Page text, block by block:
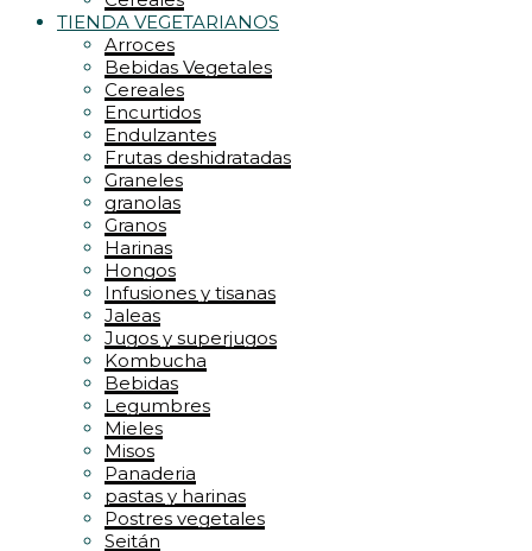
TIENDA VEGETARIANOS
Arroces
Bebidas Vegetales
Cereales
Encurtidos
Endulzantes
Frutas deshidratadas
Graneles
granolas
Granos
Harinas
Hongos
Infusiones y tisanas
Jaleas
Jugos y superjugos
Kombucha
Bebidas
Legumbres
Mieles
Misos
Panaderia
pastas y harinas
Postres vegetales
Seitán